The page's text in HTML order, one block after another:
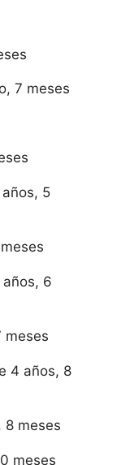
7 meses
5
6
meses
4 años, 8
8 meses
meses